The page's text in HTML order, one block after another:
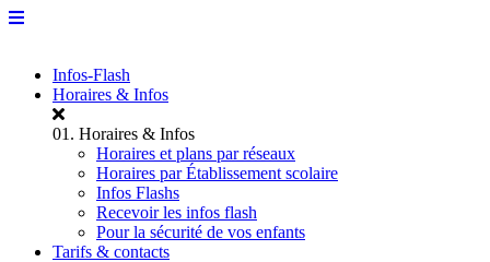
Infos-Flash
Horaires & Infos
01. Horaires & Infos
Horaires et plans par réseaux
Horaires par Établissement scolaire
Infos Flashs
Recevoir les infos flash
Pour la sécurité de vos enfants
Tarifs & contacts